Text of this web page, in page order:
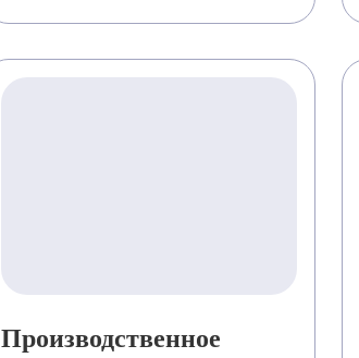
Производственное